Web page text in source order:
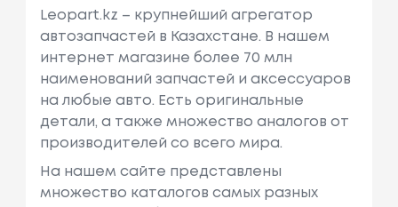
Leopart.kz – крупнейший агрегатор
автозапчастей в Казахстане. В нашем
интернет магазине более 70 млн
наименований запчастей и аксессуаров
на любые авто. Есть оригинальные
детали, а также множество аналогов от
производителей со всего мира.
На нашем сайте представлены
множество каталогов самых разных